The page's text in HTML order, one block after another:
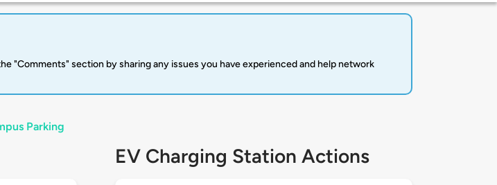
"Comments" section by sharing any issues you have experienced and help network
Parking
EV Charging Station Actions